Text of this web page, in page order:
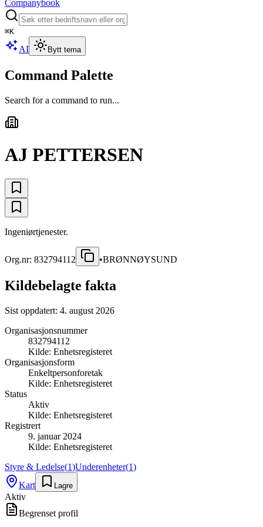
Companybook
⌘K
AI Bytt tema
Command Palette
Search for a command to run...
AJ PETTERSEN
Ingeniørtjenester.
Org.nr: 832794112 •BRØNNØYSUND
Kildebelagte fakta
Sist oppdatert: 4. august 2026
Organisasjonsnummer
832794112
Kilde: Enhetsregisteret
Organisasjonsform
Enkeltpersonforetak
Kilde: Enhetsregisteret
Status
Aktiv
Kilde: Enhetsregisteret
Registrert
9. januar 2024
Kilde: Enhetsregisteret
Styre & Ledelse(1)Underenheter(1)
Kart
Lagre
Aktiv
Begrenset profil